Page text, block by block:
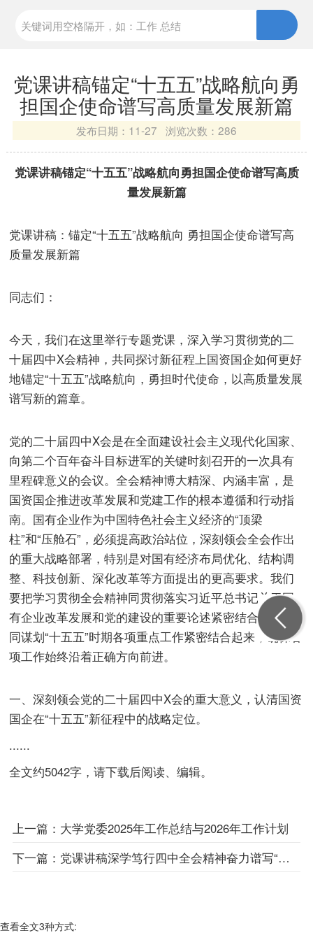
党课讲稿锚定“十五五”战略航向勇
担国企使命谱写高质量发展新篇
发布日期： 11-27 浏览次数： 286
党课讲稿锚定“十五五”战略航向勇担国企使命谱写高质
量发展新篇
党课讲稿：锚定“十五五”战略航向 勇担国企使命谱写高
质量发展新篇
同志们：
今天，我们在这里举行专题党课，深入学习贯彻党的二
十届四中X会精神，共同探讨新征程上国资国企如何更好
地锚定“十五五”战略航向，勇担时代使命，以高质量发展
谱写新的篇章。
党的二十届四中X会是在全面建设社会主义现代化国家、
向第二个百年奋斗目标进军的关键时刻召开的一次具有
里程碑意义的会议。全会精神博大精深、内涵丰富，是
国资国企推进改革发展和党建工作的根本遵循和行动指
南。国有企业作为中国特色社会主义经济的“顶梁
柱”和“压舱石”，必须提高政治站位，深刻领会全会作出
的重大战略部署，特别是对国有经济布局优化、结构调
整、科技创新、深化改革等方面提出的更高要求。我们
要把学习贯彻全会精神同贯彻落实习近平总书记关于国
有企业改革发展和党的建设的重要论述紧密结合起来，
同谋划“十五五”时期各项重点工作紧密结合起来，确保各
项工作始终沿着正确方向前进。
一、深刻领会党的二十届四中X会的重大意义，认清国资
国企在“十五五”新征程中的战略定位。
......
全文约5042字，请下载后阅读、编辑。
上一篇： 大学党委2025年工作总结与2026年工作计划
下一篇： 党课讲稿深学笃行四中全会精神奋力谱写“十五五”现代化新篇章
查看全文3种方式: